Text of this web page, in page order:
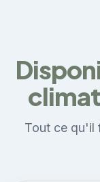
Tout ce qu'il